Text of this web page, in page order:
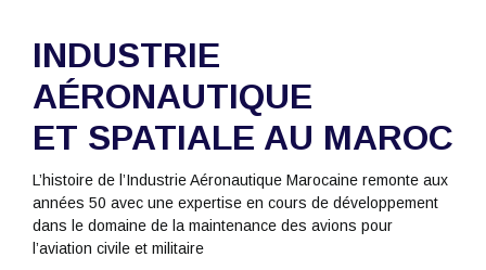
INDUSTRIE
AÉRONAUTIQUE
ET SPATIALE AU MAROC
L’histoire de l’Industrie Aéronautique Marocaine remonte aux
années 50 avec une expertise en cours de développement
dans le domaine de la maintenance des avions pour
l’aviation civile et militaire